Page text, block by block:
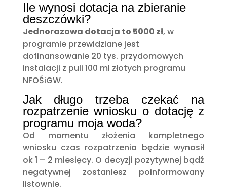
Ile wynosi dotacja na zbieranie
deszczówki?
Jednorazowa dotacja to 5000 zł, w
programie przewidziane jest
dofinansowanie 20 tys. przydomowych
instalacji z puli 100 ml złotych programu
NFOŚiGW.
Jak długo trzeba czekać na
rozpatrzenie wniosku o dotację z
programu moja woda?
Od momentu złożenia kompletnego
wniosku czas rozpatrzenia będzie wynosił
ok 1 – 2 miesięcy. O decyzji pozytywnej bądź
negatywnej zostaniesz poinformowany
listownie.